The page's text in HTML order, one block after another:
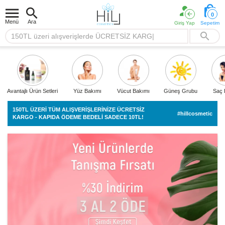
Menü Ara Giriş Yap
0
Sepetim
Avantajlı Ürün Setleri Yüz Bakımı Vücut Bakımı Güneş Grubu Saç
150TL ÜZERİ TÜM ALIŞVERİŞLERİNİZE ÜCRETSİZ
KARGO - KAPIDA ÖDEME BEDELİ SADECE 10TL!
#hillcosmetic